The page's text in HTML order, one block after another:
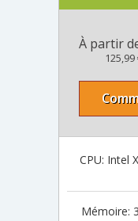
À partir
CPU: Intel
Mémoire: